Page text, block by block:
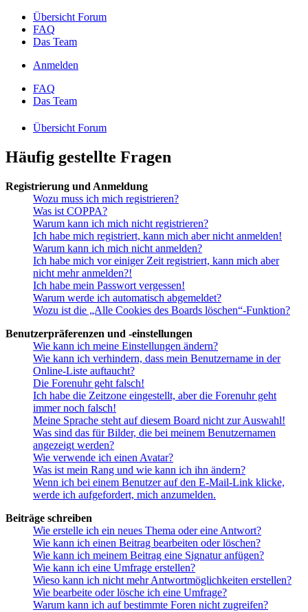
Übersicht Forum
FAQ
Das Team
Anmelden
FAQ
Das Team
Übersicht Forum
Häufig gestellte Fragen
Registrierung und Anmeldung
Wozu muss ich mich registrieren?
Was ist COPPA?
Warum kann ich mich nicht registrieren?
Ich habe mich registriert, kann mich aber nicht anmelden!
Warum kann ich mich nicht anmelden?
Ich habe mich vor einiger Zeit registriert, kann mich aber
nicht mehr anmelden?!
Ich habe mein Passwort vergessen!
Warum werde ich automatisch abgemeldet?
Wozu ist die „Alle Cookies des Boards löschen“-Funktion?
Benutzerpräferenzen und -einstellungen
Wie kann ich meine Einstellungen ändern?
Wie kann ich verhindern, dass mein Benutzername in der
Online-Liste auftaucht?
Die Forenuhr geht falsch!
Ich habe die Zeitzone eingestellt, aber die Forenuhr geht
immer noch falsch!
Meine Sprache steht auf diesem Board nicht zur Auswahl!
Was sind das für Bilder, die bei meinem Benutzernamen
angezeigt werden?
Wie verwende ich einen Avatar?
Was ist mein Rang und wie kann ich ihn ändern?
Wenn ich bei einem Benutzer auf den E-Mail-Link klicke,
werde ich aufgefordert, mich anzumelden.
Beiträge schreiben
Wie erstelle ich ein neues Thema oder eine Antwort?
Wie kann ich einen Beitrag bearbeiten oder löschen?
Wie kann ich meinem Beitrag eine Signatur anfügen?
Wie kann ich eine Umfrage erstellen?
Wieso kann ich nicht mehr Antwortmöglichkeiten erstellen?
Wie bearbeite oder lösche ich eine Umfrage?
Warum kann ich auf bestimmte Foren nicht zugreifen?